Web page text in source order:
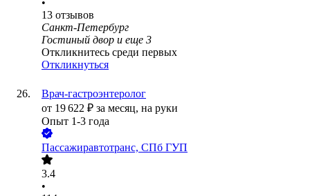
•
13 отзывов
Санкт-Петербург
Гостиный двор и еще 3
Откликнитесь среди первых
Откликнуться
Врач-гастроэнтеролог
от 19 622 ₽ за месяц, на руки
Опыт 1-3 года
Пассажиравтотранс, СПб ГУП
3.4
•